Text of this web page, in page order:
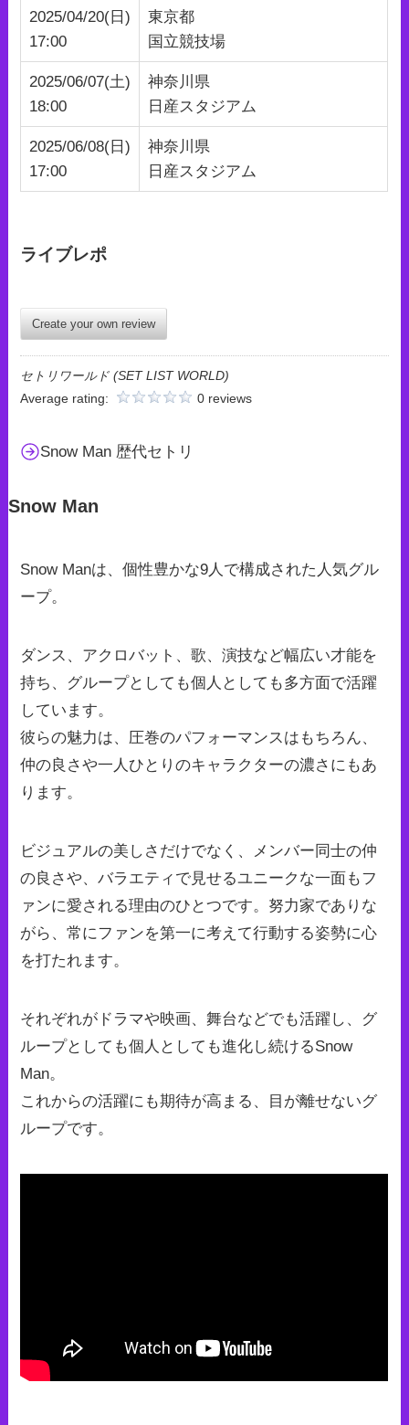
2025/04/20(日)
17:00
東京都
国立競技場
2025/06/07(土)
18:00
神奈川県
日産スタジアム
2025/06/08(日)
17:00
神奈川県
日産スタジアム
ライブレポ
Create your own review
セトリワールド (SET LIST WORLD)
Average rating:
0 reviews
Snow Man 歴代セトリ
Snow Man
Snow Manは、個性豊かな9人で構成された人気グル
ープ。
ダンス、アクロバット、歌、演技など幅広い才能を
持ち、グループとしても個人としても多方面で活躍
しています。
彼らの魅力は、圧巻のパフォーマンスはもちろん、
仲の良さや一人ひとりのキャラクターの濃さにもあ
ります。
ビジュアルの美しさだけでなく、メンバー同士の仲
の良さや、バラエティで見せるユニークな一面もフ
ァンに愛される理由のひとつです。努力家でありな
がら、常にファンを第一に考えて行動する姿勢に心
を打たれます。
それぞれがドラマや映画、舞台などでも活躍し、グ
ループとしても個人としても進化し続けるSnow
Man。
これからの活躍にも期待が高まる、目が離せないグ
ループです。